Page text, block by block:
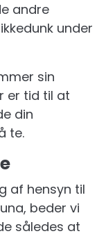
andre
under
sin
er tid til at
din
te.
af hensyn til
beder vi
således at